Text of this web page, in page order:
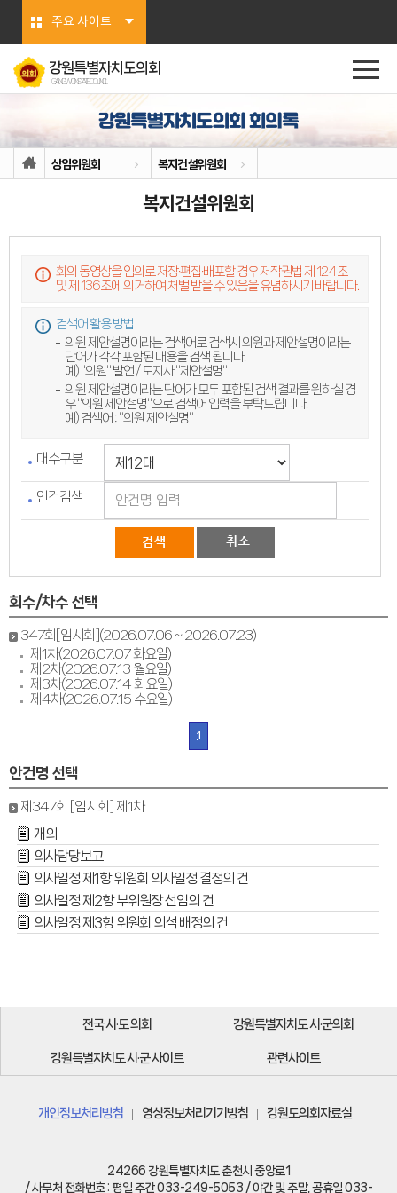
주요 사이트
강원특별자치도의회
GANGWON STATE COUNCIL
상임위원회 복지건설위원회
복지건설위원회
회의 동영상을 임의로 저장·편집·배포할 경우 저작권법 제 124조
및 제 136조에 의거하여 처벌 받을 수 있음을 유념하시기 바랍니다.
검색어 활용 방법
의원 제안설명이라는 검색어로 검색시 의원과 제안설명이라는
단어가 각각 포함된 내용을 검색 됩니다.
예) "의원" 발언 / 도지사 "제안설명"
의원 제안설명이라는 단어가 모두 포함된 검색 결과를 원하실 경
우 "의원 제안설명"으로 검색어 입력을 부탁드립니다.
예) 검색어 : "의원 제안설명"
대수구분
안건검색
회수/차수 선택
347회[임시회](2026.07.06 ~ 2026.07.23)
제1차(2026.07.07 화요일)
제2차(2026.07.13 월요일)
제3차(2026.07.14 화요일)
제4차(2026.07.15 수요일)
1
안건명 선택
제347회 [임시회] 제1차
개의
의사담당보고
의사일정 제1항 위원회 의사일정 결정의 건
의사일정 제2항 부위원장 선임의 건
의사일정 제3항 위원회 의석 배정의 건
전국 시·도 의회 강원특별자치도 시·군의회
강원특별자치도 시·군 사이트 관련사이트
개인정보처리방침 영상정보처리기기방침 강원도의회자료실
24266 강원특별자치도 춘천시 중앙로1
/ 사무처 전화번호 : 평일 주간 033-249-5053 / 야간 및 주말, 공휴일 033-